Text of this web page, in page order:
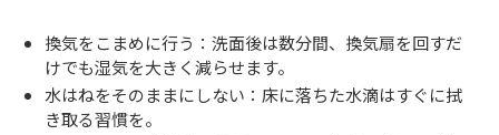
換気をこまめに行う：洗面後は数分間、換気扇を回すだ
けでも湿気を大きく減らせます。
水はねをそのままにしない：床に落ちた水滴はすぐに拭
き取る習慣を。